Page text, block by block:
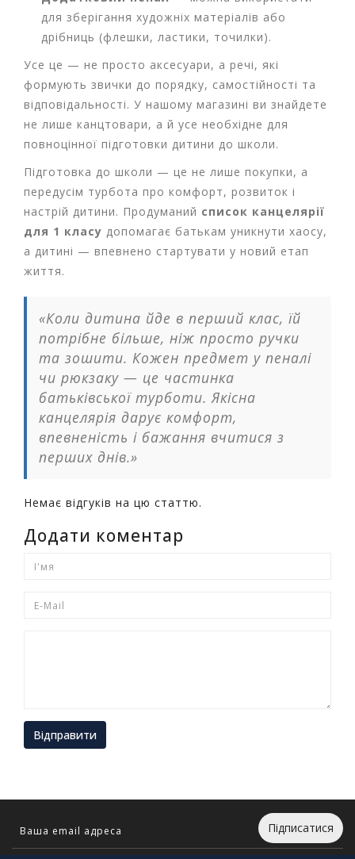
для зберігання художніх матеріалів або
дрібниць (флешки, ластики, точилки).
Усе це — не просто аксесуари, а речі, які
формують звички до порядку, самостійності та
відповідальності. У нашому магазині ви знайдете
не лише канцтовари, а й усе необхідне для
повноцінної підготовки дитини до школи.
Підготовка до школи — це не лише покупки, а
передусім турбота про комфорт, розвиток і
настрій дитини. Продуманий список канцелярії
для 1 класу допомагає батькам уникнути хаосу,
а дитині — впевнено стартувати у новий етап
життя.
«Коли дитина йде в перший клас, їй
потрібне більше, ніж просто ручки
та зошити. Кожен предмет у пеналі
чи рюкзаку — це частинка
батьківської турботи. Якісна
канцелярія дарує комфорт,
впевненість і бажання вчитися з
перших днів.»
Немає відгуків на цю статтю.
Додати коментар
Відправити
Підписатися